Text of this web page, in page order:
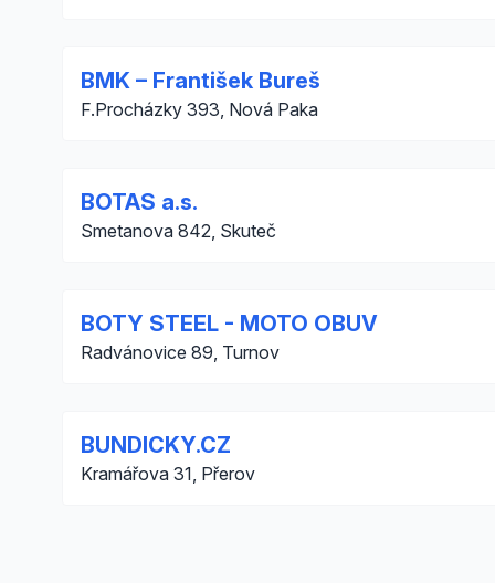
BMK – František Bureš
F.Procházky 393, Nová Paka
BOTAS a.s.
Smetanova 842, Skuteč
BOTY STEEL - MOTO OBUV
Radvánovice 89, Turnov
BUNDICKY.CZ
Kramářova 31, Přerov